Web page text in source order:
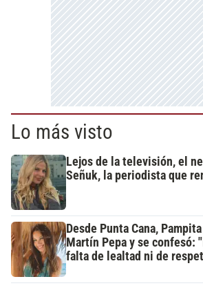
Lo más visto
Lejos de la televisión, el
Señuk, la periodista que
Desde Punta Cana,
Martín Pepa y se confesó:
falta de lealtad ni de